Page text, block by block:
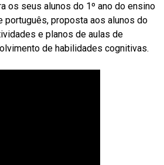
os seus alunos do 1º ano do ensino
português, proposta aos alunos do
e planos de aulas de
de habilidades cognitivas.